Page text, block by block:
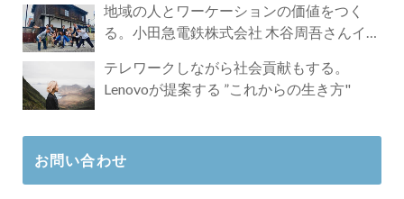
地域の人とワーケーションの価値をつく
る。小田急電鉄株式会社 木谷周吾さんイン
テレワークしながら社会貢献もする。
Lenovoが提案する ”これからの生き方"
お問い合わせ